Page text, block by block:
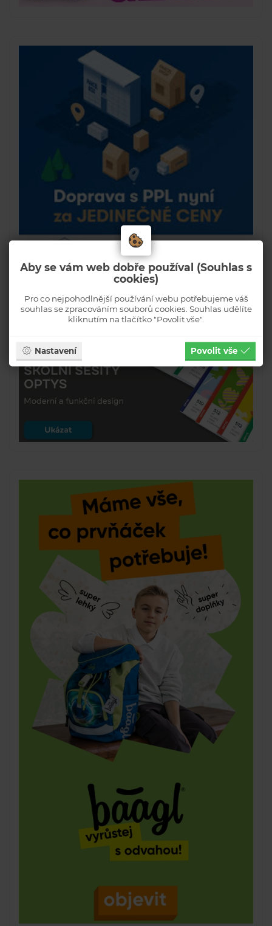
Aby se vám web dobře používal (Souhlas s
cookies)
Pro co nejpohodlnější používání webu potřebujeme váš
souhlas se zpracováním souborů cookies. Souhlas udělíte
kliknutím na tlačítko "Povolit vše".
Nastavení Povolit vše